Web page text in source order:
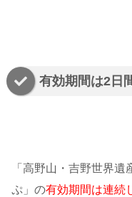
有効期間は2日
「高野山・吉野世界
ぷ」の有効期間は連続